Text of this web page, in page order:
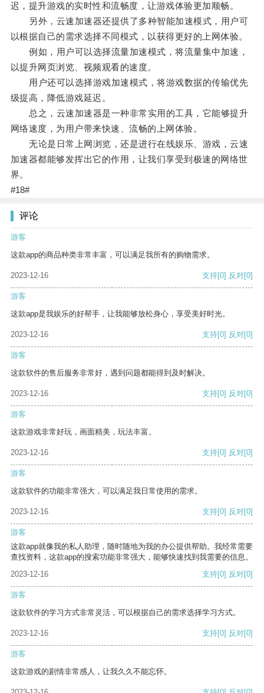
迟，提升游戏的实时性和流畅度，让游戏体验更加顺畅。
另外，云速加速器还提供了多种智能加速模式，用户可
以根据自己的需求选择不同模式，以获得更好的上网体验。
例如，用户可以选择流量加速模式，将流量集中加速，
以提升网页浏览、视频观看的速度。
用户还可以选择游戏加速模式，将游戏数据的传输优先
级提高，降低游戏延迟。
总之，云速加速器是一种非常实用的工具，它能够提升
网络速度，为用户带来快速、流畅的上网体验。
无论是日常上网浏览，还是进行在线娱乐、游戏，云速
加速器都能够发挥出它的作用，让我们享受到极速的网络世
界。
#18#
评论
游客
这款app的商品种类非常丰富，可以满足我所有的购物需求。
2023-12-16 支持[0] 反对[0]
游客
这款app是我娱乐的好帮手，让我能够放松身心，享受美好时光。
2023-12-16 支持[0] 反对[0]
游客
这款软件的售后服务非常好，遇到问题都能得到及时解决。
2023-12-16 支持[0] 反对[0]
游客
这款游戏非常好玩，画面精美，玩法丰富。
2023-12-16 支持[0] 反对[0]
游客
这款软件的功能非常强大，可以满足我日常使用的需求。
2023-12-16 支持[0] 反对[0]
游客
这款app就像我的私人助理，随时随地为我的办公提供帮助。我经常需要
查找资料，这款app的搜索功能非常强大，能够快速找到我需要的信息。
2023-12-16
支持[0] 反对[0]
游客
这款软件的学习方式非常灵活，可以根据自己的需求选择学习方式。
2023-12-16 支持[0] 反对[0]
游客
这款游戏的剧情非常感人，让我久久不能忘怀。